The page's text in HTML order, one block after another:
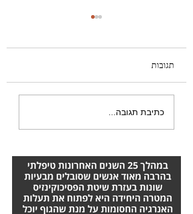
טרשת נפוצה – טיפול
תגובות
כתיבת תגובה...